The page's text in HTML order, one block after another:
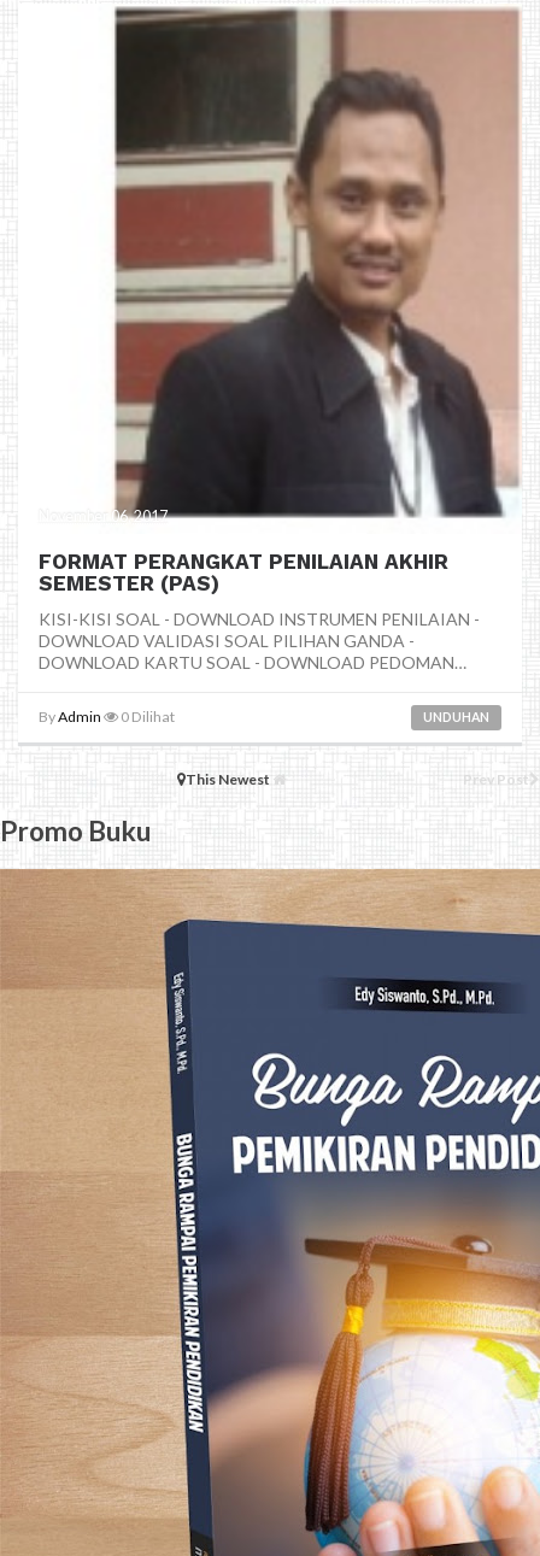
November 06, 2017
FORMAT PERANGKAT PENILAIAN AKHIR
SEMESTER (PAS)
KISI-KISI SOAL - DOWNLOAD INSTRUMEN PENILAIAN -
DOWNLOAD VALIDASI SOAL PILIHAN GANDA -
DOWNLOAD KARTU SOAL - DOWNLOAD PEDOMAN
ByAdmin 0 Dilihat UNDUHAN
This Newest Prev Post
Promo Buku